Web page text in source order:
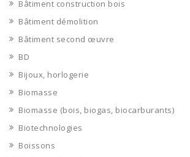
Bâtiment construction bois
Bâtiment démolition
Bâtiment second œuvre
BD
Bijoux, horlogerie
Biomasse
Biomasse (bois, biogas, biocarburants)
Biotechnologies
Boissons